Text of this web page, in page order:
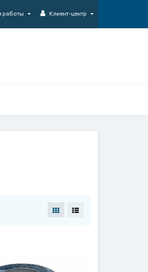
работы Клиент-центр